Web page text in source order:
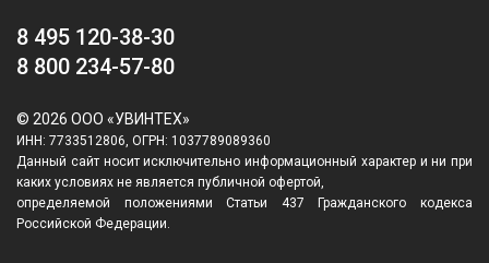
8 495 120-38-30
8 800 234-57-80
© 2026 ООО «УВИНТЕХ»
ИНН: 7733512806, ОГРН: 1037789089360
Данный сайт носит исключительно информационный характер и ни при
каких условиях не является публичной офертой,
определяемой положениями Статьи 437 Гражданского кодекса
Российской Федерации.